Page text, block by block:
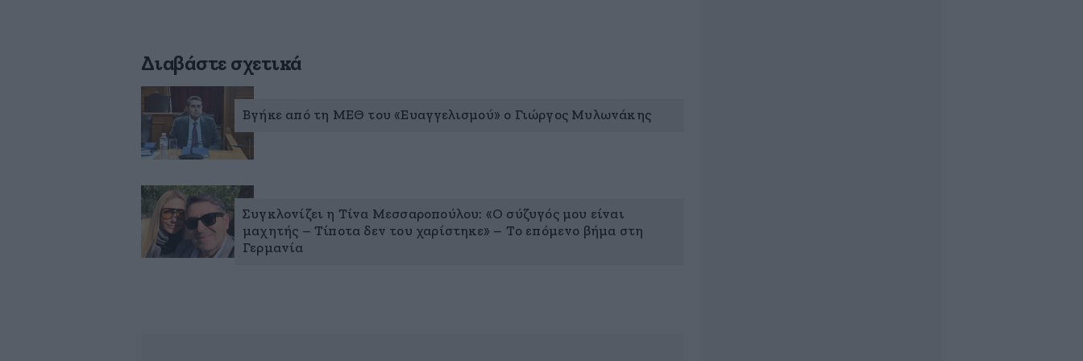
Διαβάστε σχετικά
Βγήκε από τη ΜΕΘ του «Ευαγγελισμού» ο Γιώργος Μυλωνάκης
Συγκλονίζει η Τίνα Μεσσαροπούλου: «Ο σύζυγός μου είναι
μαχητής – Τίποτα δεν του χαρίστηκε» – Το επόμενο βήμα στη
Γερμανία